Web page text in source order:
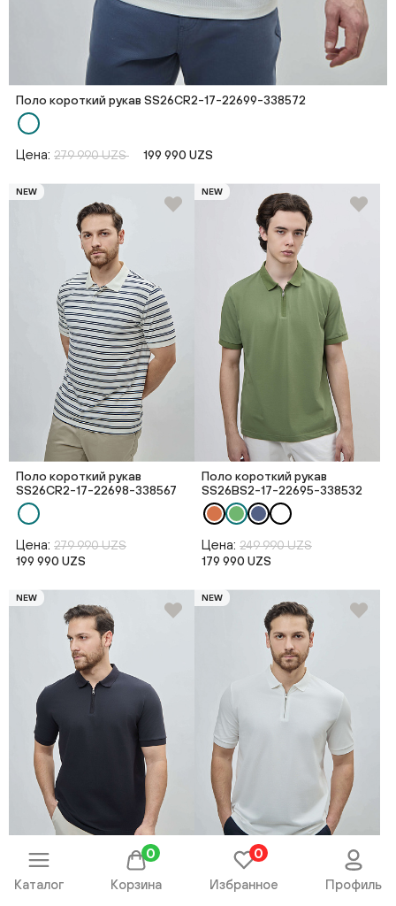
Поло короткий рукав SS26CR2-17-22699-338572
Цена: 279 990 UZS 199 990 UZS
NEW
Поло короткий рукав
SS26CR2-17-22698-338567
Цена: 279 990 UZS
199 990 UZS
NEW
Поло короткий рукав
SS26BS2-17-22695-338532
Цена: 249 990 UZS
179 990 UZS
NEW
Поло короткий рукав
SS26BS2-17-22695-338538
NEW
Поло короткий рукав
SS26BS2-17-22695-338543
Каталог Корзина
0
Избранное
0
Профиль